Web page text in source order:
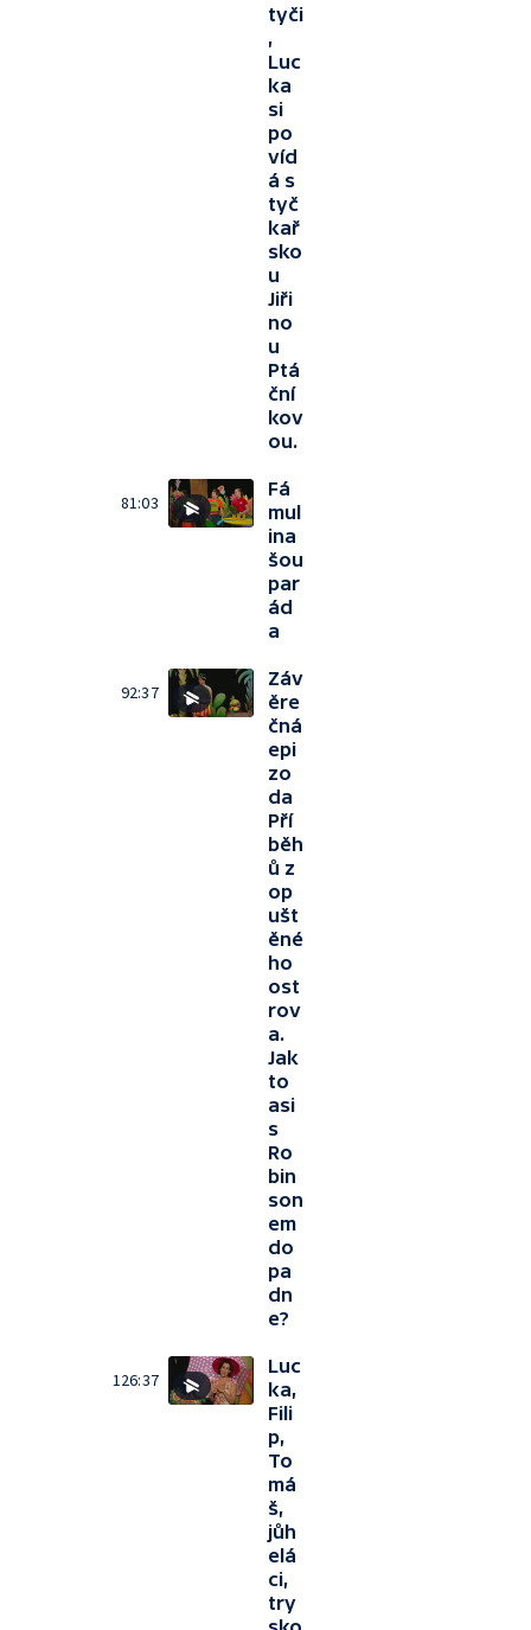
tyči
,
Luc
ka
si
po
víd
á s
tyč
kař
sko
u
Jiři
no
u
Ptá
ční
kov
ou.
81:03
Fá
mul
ina
šou
par
ád
a
92:37
Záv
ěre
čná
epi
zo
da
Pří
běh
ů z
op
ušt
ěné
ho
ost
rov
a.
Jak
to
asi
s
Ro
bin
son
em
do
pa
dn
e?
126:37
Luc
ka,
Fili
p,
To
má
š,
jůh
elá
ci,
try